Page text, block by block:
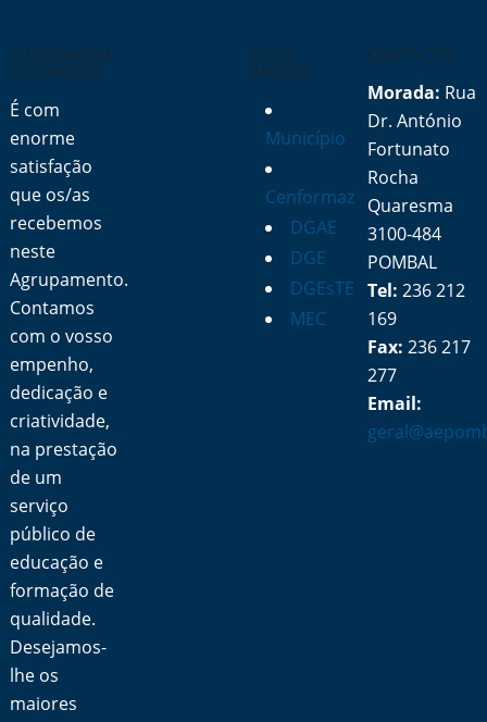
A MENSAGEM
DO DIRETOR
É com
enorme
satisfação
que os/as
recebemos
neste
Agrupamento.
Contamos
com o vosso
empenho,
dedicação e
criatividade,
na prestação
de um
serviço
público de
educação e
formação de
qualidade.
Desejamos-
lhe os
maiores
LINKS
RÁPIDOS
Município
Cenformaz
DGAE
DGE
DGEsTE
MEC
CONTACTOS
Morada: Rua
Dr. António
Fortunato
Rocha
Quaresma
3100-484
POMBAL
Tel: 236 212
169
Fax: 236 217
277
Email: